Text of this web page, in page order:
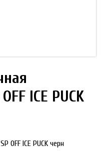
ICE PUCK
OFF ICE PUCK черн